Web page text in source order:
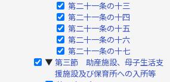
第二十一条の十三
第二十一条の十四
第二十一条の十五
第二十一条の十六
第二十一条の十七
▶ 第三節 助産施設、母子生活支
援施設及び保育所への入所等